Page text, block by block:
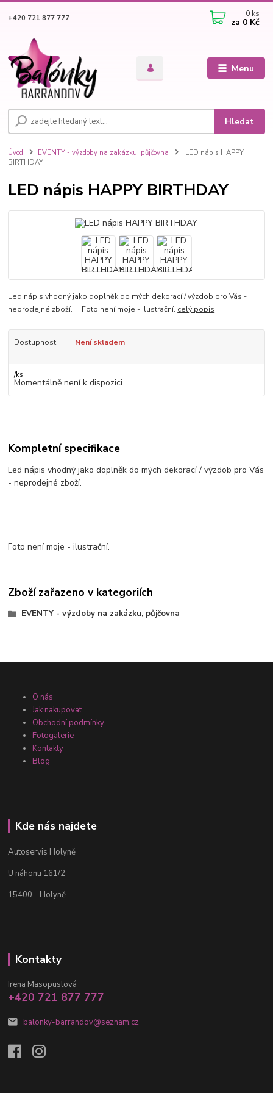
Menu
Hledat
+420 721 877 777 0 ks
za 0 Kč
Úvod EVENTY - výzdoby na zakázku, půjčovna
LED nápis HAPPY
BIRTHDAY
LED nápis HAPPY BIRTHDAY
Led nápis vhodný jako doplněk do mých dekorací / výzdob pro Vás -
neprodejné zboží. Foto není moje - ilustrační. celý popis
Dostupnost Není skladem
/ks
Momentálně není k dispozici
Kompletní specifikace
Led nápis vhodný jako doplněk do mých dekorací / výzdob pro Vás
- neprodejné zboží.
Foto není moje - ilustrační.
Zboží zařazeno v kategoriích
EVENTY - výzdoby na zakázku, půjčovna
O nás
Jak nakupovat
Obchodní podmínky
Fotogalerie
Kontakty
Blog
Kde nás najdete
Autoservis Holyně
U náhonu 161/2
15400 - Holyně
Kontakty
Irena Masopustová
+420 721 877 777
balonky-barrandov@seznam.cz